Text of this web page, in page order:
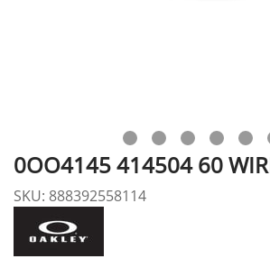
0OO4145 414504 60
SKU: 888392558114